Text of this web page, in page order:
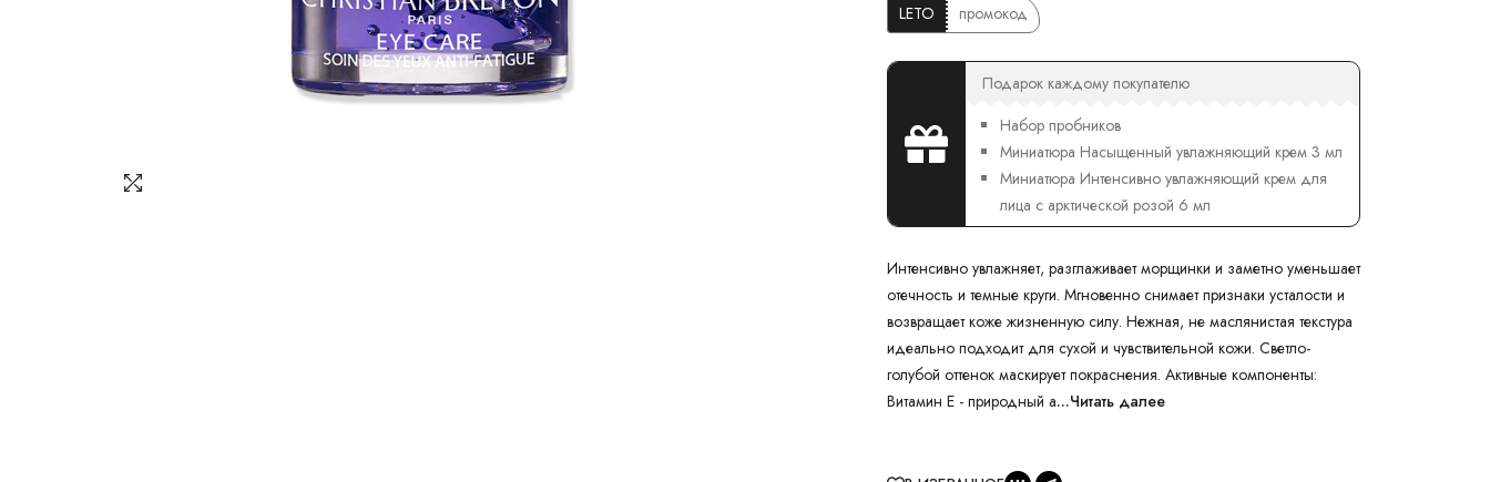
LETO промокод
Подарок каждому покупателю
Набор пробников
Миниатюра Насыщенный увлажняющий крем 3 мл
Миниатюра Интенсивно увлажняющий крем для
лица с арктической розой 6 мл
Интенсивно увлажняет, разглаживает морщинки и заметно уменьшает
отечность и темные круги. Мгновенно снимает признаки усталости и
возвращает коже жизненную силу. Нежная, не маслянистая текстура
идеально подходит для сухой и чувствительной кожи. Светло-
голубой оттенок маскирует покраснения. Активные компоненты:
Витамин Е - природный а...Читать далее